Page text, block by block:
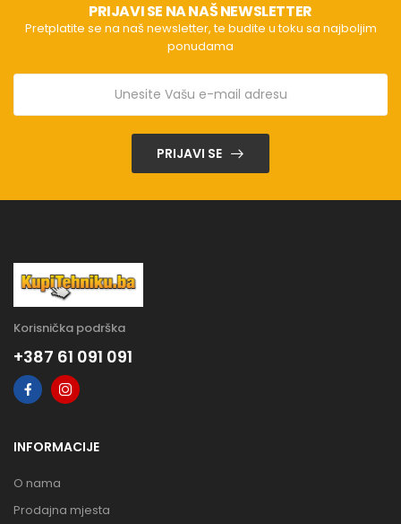
PRIJAVI SE NA NAŠ NEWSLETTER
Pretplatite se na naš newsletter, te budite u toku sa najboljim
ponudama
PRIJAVI SE
Korisnička podrška
+387 61 091 091
INFORMACIJE
O nama
Prodajna mjesta